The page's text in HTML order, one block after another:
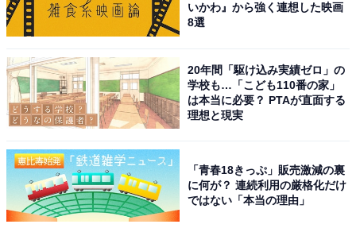
一度倒しておくと、自然に起き上がってくることもあり
ません。脱いだり履いたりが多い場面でも、何度も直す
必要がないので楽ですね。筆者の家では夫用に買ったラ
イトスリッポンですが、筆者はゴミ出しの時に使ってい
ます。さっと履きたい時にとても便利なんですよね。
いかわ』から強く連想した映画
8選
20年間「駆け込み実績ゼロ」の
学校も…「こども110番の家」
は本当に必要？ PTAが直面する
理想と現実
「青春18きっぷ」販売激減の裏
に何が？ 連続利用の厳格化だけ
ではない「本当の理由」